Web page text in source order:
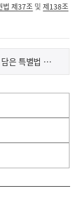
법 제37조 및제138조
'5극 3특' 균형성장 본격화…초광역 협력 기반 담은 특별법 국회 통과